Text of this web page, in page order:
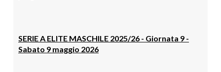
SERIE A ELITE MASCHILE 2025/26 - Giornata 9 -
Sabato 9 maggio 2026